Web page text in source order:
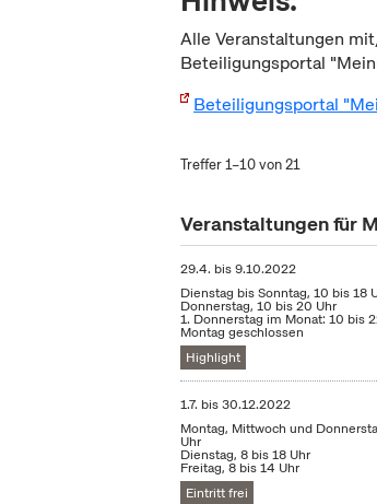
Alle Veranstaltungen
Beteiligungsportal
Beteiligungsportal
Treffer 1–10 von 21
Veranstaltungen für
29.4. bis9.10.2022
Dienstag bis Sonntag, 10 bis 18
Donnerstag, 10 bis 20 Uhr
1. Donnerstag im Monat: 10 bis
Montag geschlossen
Highlight
1.7. bis30.12.2022
Montag, Mittwoch und
Uhr
Dienstag, 8 bis 18 Uhr
Freitag, 8 bis 14 Uhr
Eintritt frei